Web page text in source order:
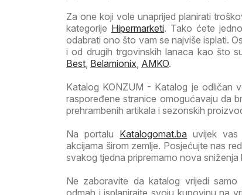
Za one koji vole unaprijed planirati
kategorije Hipermarketi. Tako ćete
odabrati ono što vam se najviše isplati.
i od drugih trgovinskih lanaca kao što
Best, Belamionix, AMKO.
Katalog KONZUM - Katalog je odličan
raspoređene stranice omogućavaju da
prehrambenih artikala i sezonskih
Na portalu Katalogomat.ba uvijek vas
akcijama širom zemlje. Posjećujte nas
svakog tjedna pripremamo nova
Ne zaboravite da katalog vrijedi